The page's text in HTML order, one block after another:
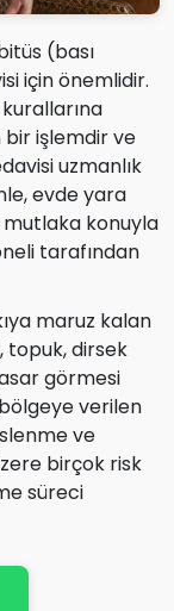
(bası
için önemlidir.
bir işlemdir ve
uzmanlık
evde yara
mutlaka konuyla
tarafından
maruz kalan
topuk, dirsek
görmesi
verilen
ve
birçok risk
süreci